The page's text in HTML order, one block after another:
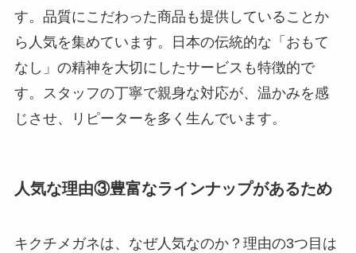
す。品質にこだわった商品も提供していることか
ら人気を集めています。日本の伝統的な「おもて
なし」の精神を大切にしたサービスも特徴的で
す。スタッフの丁寧で親身な対応が、温かみを感
じさせ、リピーターを多く生んでいます。
人気な理由③豊富なラインナップがあるため
キクチメガネは、なぜ人気なのか？理由の3つ目は